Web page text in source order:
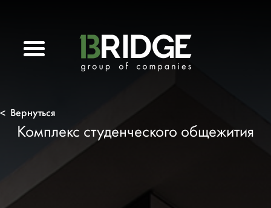
< Вернуться
Комплекс студенческого общежития